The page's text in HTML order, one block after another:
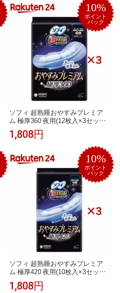
10%
ポイント
バック
ソフィ 超熟睡おやすみプレミア
ム 極厚360 夜用(12枚入×3セット)
【ソフィ超熟睡Gプレミアム】
1,808円
10%
ポイント
バック
ソフィ 超熟睡おやすみプレミア
ム 極厚420 夜用(10枚入×3セット)
【ソフィ超熟睡Gプレミアム】
1,808円